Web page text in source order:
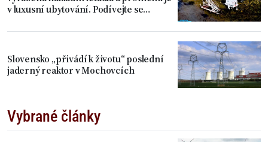
v luxusní ubytování. Podívejte se
Slovensko „přivádí k životu“ poslední
jaderný reaktor v Mochovcích
Vybrané články